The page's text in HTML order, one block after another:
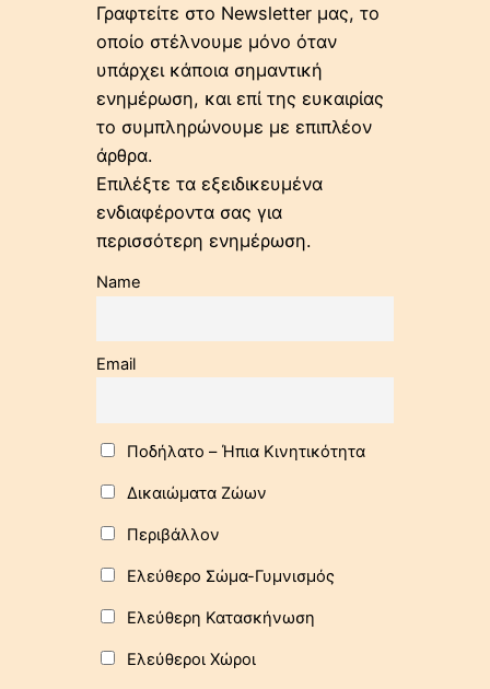
Γραφτείτε στο Newsletter μας, το
οποίο στέλνουμε μόνο όταν
υπάρχει κάποια σημαντική
ενημέρωση, και επί της ευκαιρίας
το συμπληρώνουμε με επιπλέον
άρθρα.
Επιλέξτε τα εξειδικευμένα
ενδιαφέροντα σας για
περισσότερη ενημέρωση.
Name
Email
Ποδήλατo – Ήπια Κινητικότητα
Δικαιώματα Ζώων
Περιβάλλον
Ελεύθερο Σώμα-Γυμνισμός
Ελεύθερη Κατασκήνωση
Ελεύθεροι Χώροι